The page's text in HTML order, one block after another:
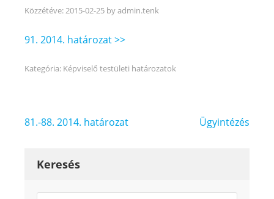
Közzétéve:2015-02-25 byadmin.tenk
91. 2014. határozat >>
Kategória: Képviselő testületi határozatok
Bejegyzés
81.-88. 2014. határozat Ügyintézés
Keresés